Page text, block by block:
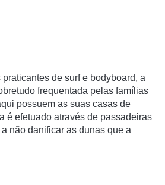
de surf e bodyboard, a
frequentada pelas famílias
possuem as suas casas de
é efetuado através de passadeiras
não danificar as dunas que a